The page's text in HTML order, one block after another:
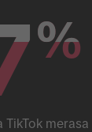
%
%
TikTok merasa